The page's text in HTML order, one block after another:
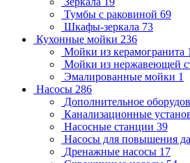
Тумбы с раковиной 69
Шкафы-зеркала 73
Кухонные мойки 236
Мойки из керамогранита
Мойки из нержавеющей
Эмалированные мойки 1
Насосы 286
Дополнительное
Канализационные
Насосные станции 39
Насосы для повышения
Дренажные насосы 17